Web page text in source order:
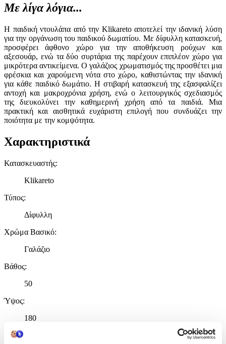
Με λίγα λόγια...
Η παιδική ντουλάπα από την Klikareto αποτελεί την ιδανική λύση
για την οργάνωση του παιδικού δωματίου. Με δίφυλλη κατασκευή,
προσφέρει άφθονο χώρο για την αποθήκευση ρούχων και
αξεσουάρ, ενώ τα δύο συρτάρια της παρέχουν επιπλέον χώρο για
μικρότερα αντικείμενα. Ο γαλάζιος χρωματισμός της προσθέτει μια
φρέσκια και χαρούμενη νότα στο χώρο, καθιστώντας την ιδανική
για κάθε παιδικό δωμάτιο. Η στιβαρή κατασκευή της εξασφαλίζει
αντοχή και μακροχρόνια χρήση, ενώ ο λειτουργικός σχεδιασμός
της διευκολύνει την καθημερινή χρήση από τα παιδιά. Μια
πρακτική και αισθητικά ευχάριστη επιλογή που συνδυάζει την
ποιότητα με την κομψότητα.
Χαρακτηριστικά
Κατασκευαστής:
Klikareto
Τύπος:
Δίφυλλη
Χρώμα Βασικό:
Γαλάζιο
Βάθος:
50
Ύψος:
180